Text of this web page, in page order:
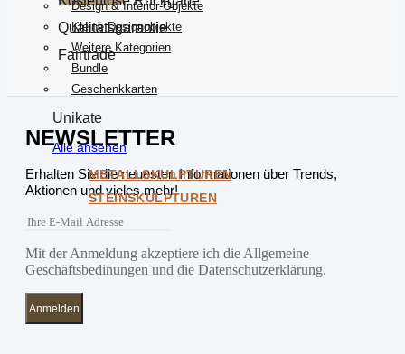
Design & Interior-Objekte
Kleine Designobjekte
Weitere Kategorien
Bundle
Geschenkkarten
Unikate
Alle ansehen
METALLSKULPTUREN
STEINSKULPTUREN
Qualitätsgarantie
Fairtrade
NEWSLETTER
Erhalten Sie die neuesten Informationen über Trends,
Aktionen und vieles mehr!
Mit der Anmeldung akzeptiere ich die Allgemeine
Geschäftsbedinungen und die Datenschutzerklärung.
Anmelden